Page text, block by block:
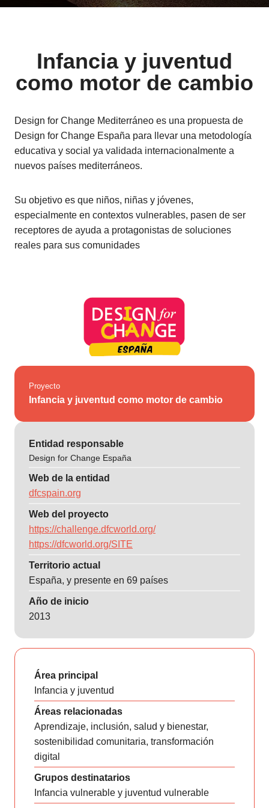
Infancia y juventud
como motor de cambio
Design for Change Mediterráneo es una propuesta de
Design for Change España para llevar una metodología
educativa y social ya validada internacionalmente a
nuevos países mediterráneos.
Su objetivo es que niños, niñas y jóvenes,
especialmente en contextos vulnerables, pasen de ser
receptores de ayuda a protagonistas de soluciones
reales para sus comunidades
Proyecto
Infancia y juventud como motor de cambio
Entidad responsable
Design for Change España
Web de la entidad
dfcspain.org
Web del proyecto
https://challenge.dfcworld.org/
https://dfcworld.org/SITE
Territorio actual
España, y presente en 69 países
Año de inicio
2013
Área principal
Infancia y juventud
Áreas relacionadas
Aprendizaje, inclusión, salud y bienestar,
sostenibilidad comunitaria, transformación
digital
Grupos destinatarios
Infancia vulnerable y juventud vulnerable